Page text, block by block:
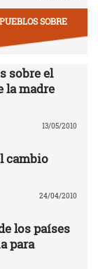
SOBRE
sobre el
la madre
13/05/2010
cambio
24/04/2010
los países
para